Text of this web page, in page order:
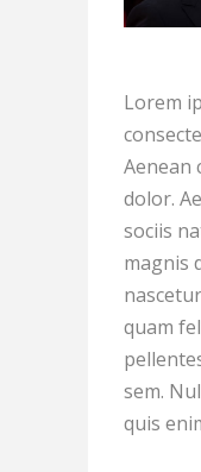
Lorem
Aenean
dolor.
sociis
magnis
quam
sem.
quis